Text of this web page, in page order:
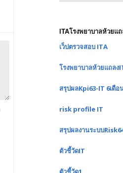
ITAโรงพยาบาลห้วยแ
เว็ปตรวจสอบ ITA
โรงพยาบาลห้วยแถลง
สรุปผลKpi63-IT 6เดือ
risk profile IT
สรุปผลงานระบบ
ตัวชี้วัดIT